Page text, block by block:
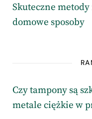
Skuteczne
domowe sposoby
Czy tampony są
metale ciężkie w